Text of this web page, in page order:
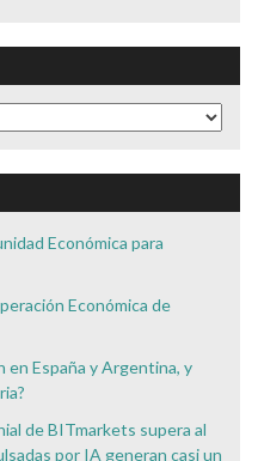
Económica para
Económica de
España y Argentina, y
de BITmarkets supera al
por IA generan casi un